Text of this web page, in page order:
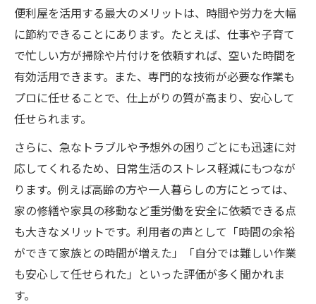
便利屋選びで重視すべき信頼と実績のポイ
料金体系や見積もりの事前確認が大切な理
由
口コミで信頼できる便利屋を見極める方法
トラブルを防ぐための便利屋利用の注意点
便利屋とのやり取りで失敗しない依頼コツ
安心をもたらす便利屋の選び方と注意点
信頼できる便利屋を選ぶためのチェックリ
スト
便利屋に依頼する前に確認したいポイント
集
便利屋を活用する最大のメリットは、時間や労力を大幅
に節約できることにあります。たとえば、仕事や子育て
で忙しい方が掃除や片付けを依頼すれば、空いた時間を
有効活用できます。また、専門的な技術が必要な作業も
プロに任せることで、仕上がりの質が高まり、安心して
任せられます。
さらに、急なトラブルや予想外の困りごとにも迅速に対
応してくれるため、日常生活のストレス軽減にもつなが
ります。例えば高齢の方や一人暮らしの方にとっては、
家の修繕や家具の移動など重労働を安全に依頼できる点
も大きなメリットです。利用者の声として「時間の余裕
ができて家族との時間が増えた」「自分では難しい作業
も安心して任せられた」といった評価が多く聞かれま
す。